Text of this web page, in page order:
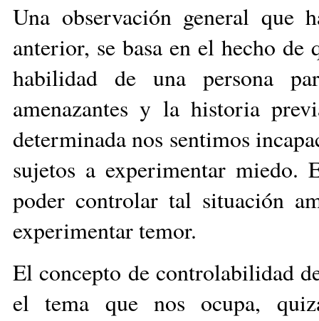
Una observación general que
anterior, se basa en el hecho
habilidad de una persona
amenazantes y la historia
determinada nos sentimos
sujetos a experimentar miedo.
poder controlar tal situación
experimentar temor.
El concepto de controlabilidad
el tema que nos ocupa,